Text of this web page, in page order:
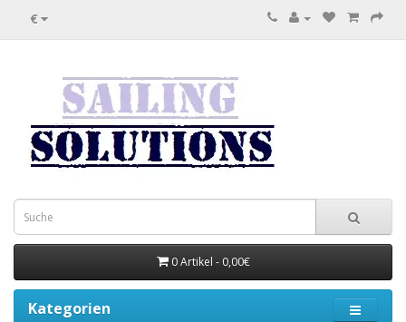
€
0 Artikel - 0,00€
Kategorien